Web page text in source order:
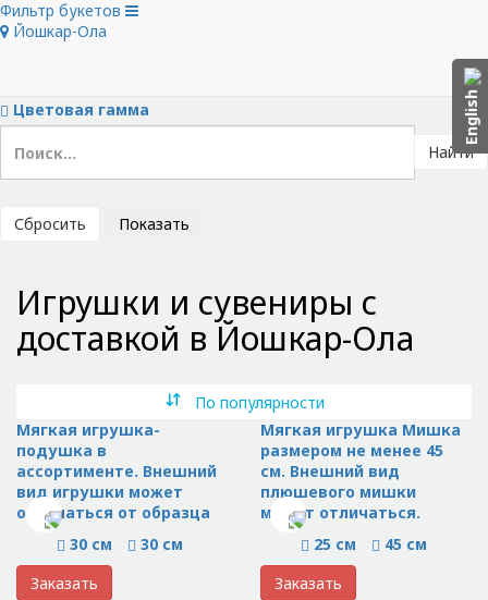
Фильтр букетов
Йошкар-Ола
Скрыть фильтры
Тип букета
Цветовая гамма
Найти
Сбросить Показать
Игрушки и сувениры с
доставкой в Йошкар-Ола
По популярности
Мягкая игрушка Мишка
размером не менее 45
см. Внешний вид
плюшевого мишки
может отличаться.
25 см
45 см
Заказать
Мягкая игрушка-
подушка в
ассортименте. Внешний
вид игрушки может
отличаться от образца
30 см
30 см
Заказать
English